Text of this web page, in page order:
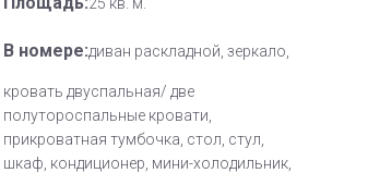
В номере:диван раскладной, зеркало,
кровать двуспальная/ две
полутороспальные кровати,
прикроватная тумбочка, стол, стул,
шкаф, кондиционер, мини-холодильник,